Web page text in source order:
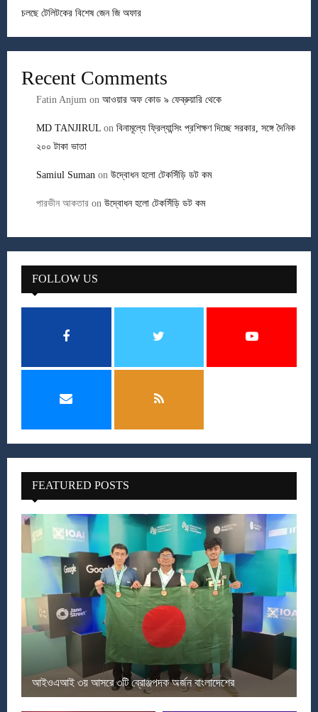
চলছে টেলিটকের বিশেষ জেন জি অফার
Recent Comments
Fatin Anjum on আওয়ার অফ কোড ৯ ফেব্রুয়ারি থেকে
MD TANJIRUL on বিনামূল্যে ফ্রিল্যান্সিং প্রশিক্ষণ দিচ্ছে সরকার, সঙ্গে দৈনিক
২০০ টাকা ভাতা
Samiul Suman on উদ্বোধন হলো টেকসিঁড়ি ডট কম
পারভীন আকতার on উদ্বোধন হলো টেকসিঁড়ি ডট কম
FOLLOW US
FEATURED POSTS
আইওএআই ৩য় আসরে ৩টি ব্রোঞ্জপদক অর্জন বাংলাদেশের